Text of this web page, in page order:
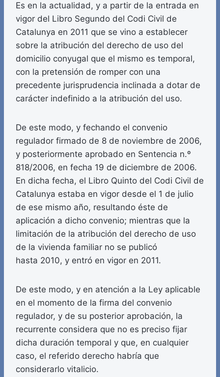
Es en la actualidad, y a partir de la entrada en
vigor del Libro Segundo del Codi Civil de
Catalunya en 2011 que se vino a establecer
sobre la atribución del derecho de uso del
domicilio conyugal que el mismo es temporal,
con la pretensión de romper con una
precedente jurisprudencia inclinada a dotar de
carácter indefinido a la atribución del uso.
De este modo, y fechando el convenio
regulador firmado de 8 de noviembre de 2006,
y posteriormente aprobado en Sentencia n.º
818/2006, en fecha 19 de diciembre de 2006.
En dicha fecha, el Libro Quinto del Codi Civil de
Catalunya estaba en vigor desde el 1 de julio
de ese mismo año, resultando éste de
aplicación a dicho convenio; mientras que la
limitación de la atribución del derecho de uso
de la vivienda familiar no se publicó
hasta 2010, y entró en vigor en 2011.
De este modo, y en atención a la Ley aplicable
en el momento de la firma del convenio
regulador, y de su posterior aprobación, la
recurrente considera que no es preciso fijar
dicha duración temporal y que, en cualquier
caso, el referido derecho habría que
considerarlo vitalicio.